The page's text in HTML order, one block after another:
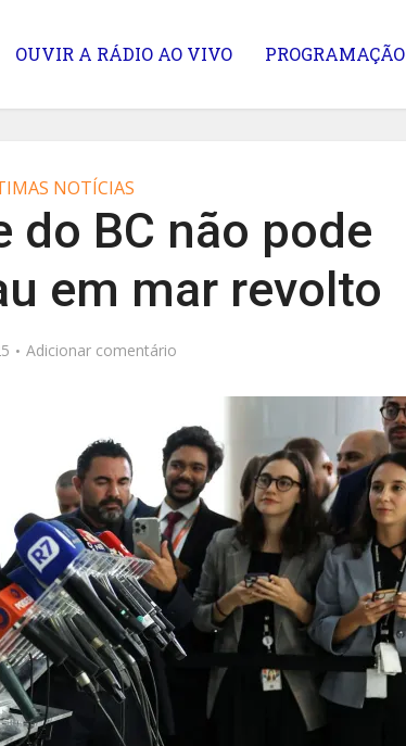
OUVIR A RÁDIO AO VIVO PROGRAMAÇÃO
NOTÍCIAS
do BC não pode
em mar revolto
Adicionar comentário